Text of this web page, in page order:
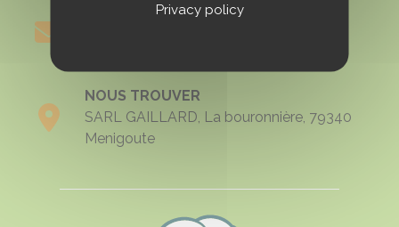
NOUS TROUVER
SARL GAILLARD, La bouronnière, 79340
Menigoute
Privacy policy